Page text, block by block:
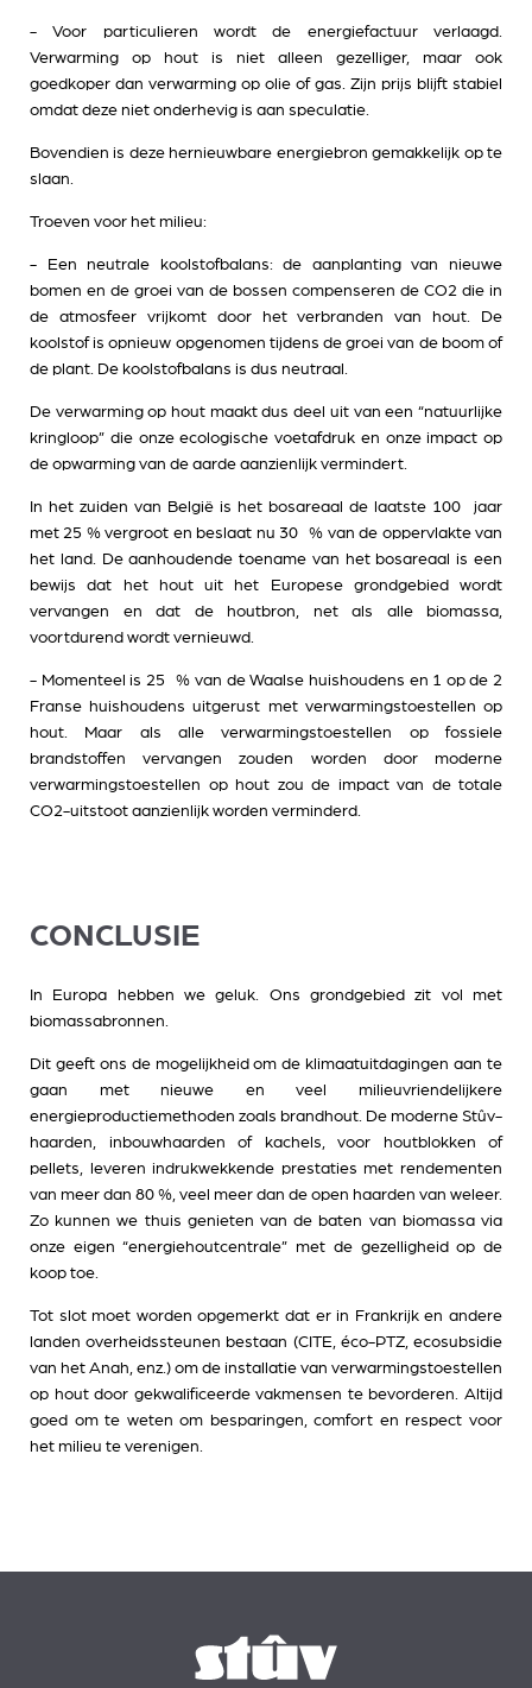
- Voor particulieren wordt de energiefactuur verlaagd.
Verwarming op hout is niet alleen gezelliger, maar ook
goedkoper dan verwarming op olie of gas. Zijn prijs blijft stabiel
omdat deze niet onderhevig is aan speculatie.
Bovendien is deze hernieuwbare energiebron gemakkelijk op te
slaan.
Troeven voor het milieu:
- Een neutrale koolstofbalans: de aanplanting van nieuwe
bomen en de groei van de bossen compenseren de CO2 die in
de atmosfeer vrijkomt door het verbranden van hout. De
koolstof is opnieuw opgenomen tijdens de groei van de boom of
de plant. De koolstofbalans is dus neutraal.
De verwarming op hout maakt dus deel uit van een “natuurlijke
kringloop” die onze ecologische voetafdruk en onze impact op
de opwarming van de aarde aanzienlijk vermindert.
In het zuiden van België is het bosareaal de laatste 100 jaar
met 25 % vergroot en beslaat nu 30 % van de oppervlakte van
het land. De aanhoudende toename van het bosareaal is een
bewijs dat het hout uit het Europese grondgebied wordt
vervangen en dat de houtbron, net als alle biomassa,
voortdurend wordt vernieuwd.
- Momenteel is 25 % van de Waalse huishoudens en 1 op de 2
Franse huishoudens uitgerust met verwarmingstoestellen op
hout. Maar als alle verwarmingstoestellen op fossiele
brandstoffen vervangen zouden worden door moderne
verwarmingstoestellen op hout zou de impact van de totale
CO2-uitstoot aanzienlijk worden verminderd.
CONCLUSIE
In Europa hebben we geluk. Ons grondgebied zit vol met
biomassabronnen.
Dit geeft ons de mogelijkheid om de klimaatuitdagingen aan te
gaan met nieuwe en veel milieuvriendelijkere
energieproductiemethoden zoals brandhout. De moderne Stûv-
haarden, inbouwhaarden of kachels, voor houtblokken of
pellets, leveren indrukwekkende prestaties met rendementen
van meer dan 80 %, veel meer dan de open haarden van weleer.
Zo kunnen we thuis genieten van de baten van biomassa via
onze eigen “energiehoutcentrale” met de gezelligheid op de
koop toe.
Tot slot moet worden opgemerkt dat er in Frankrijk en andere
landen overheidssteunen bestaan (CITE, éco-PTZ, ecosubsidie
van het Anah, enz.) om de installatie van verwarmingstoestellen
op hout door gekwalificeerde vakmensen te bevorderen. Altijd
goed om te weten om besparingen, comfort en respect voor
het milieu te verenigen.